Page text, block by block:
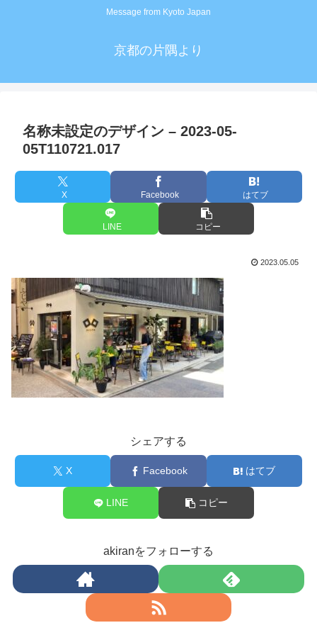
Message from Kyoto Japan
京都の片隅より
名称未設定のデザイン – 2023-05-
05T110721.017
X Facebook はてブ
LINE コピー
2023.05.05
シェアする
X Facebook はてブ
LINE コピー
akiranをフォローする